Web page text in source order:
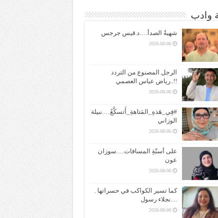
وادب
شهيةُ الصدأ….د.قيس جرجس
2026-08-06
الرجل المصنوع من التردد
!!..رياض عباس العصمي
2026-08-06
#فِي_هَذهِ_المَتاهةِ_أَتسكَّعُ….نبيلة
الوزاني
2026-08-06
على أسنّةِ المسافات….سوزان
عون
2026-08-06
كما تسير الكواكب في حسراتها .
…نجلاء رسول
2026-08-06